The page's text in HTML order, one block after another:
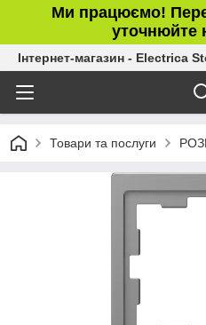
Ми працюємо!
уточнюйте
Інтернет-магазин - Electrica
Товари та послуги